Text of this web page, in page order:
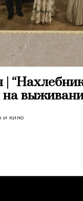
|
на
и кино